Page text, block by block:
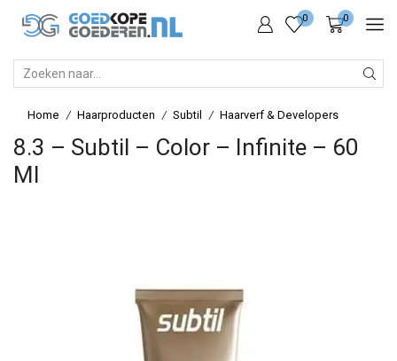
0 0
Home / Haarproducten / Subtil / Haarverf & Developers
8.3 – Subtil – Color – Infinite – 60
Ml